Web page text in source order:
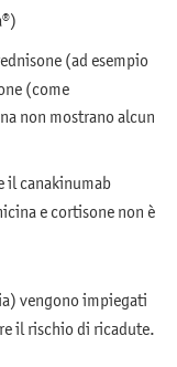
(ad esempio
(come
non mostrano alcun
il canakinumab
e cortisone non è
vengono impiegati
il rischio di ricadute.